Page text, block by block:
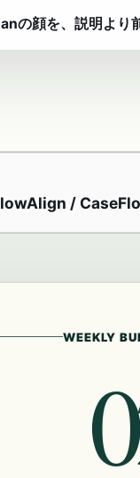
の顔を、説明より
/
WEEKLY